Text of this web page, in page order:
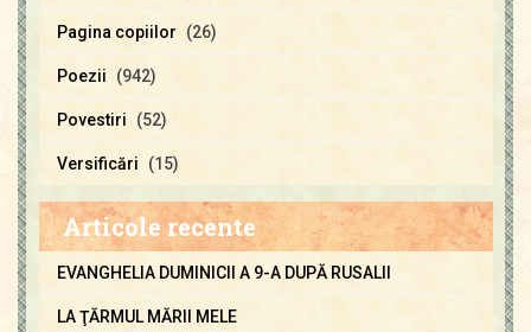
Pagina copiilor (26)
Poezii (942)
Povestiri (52)
Versificări (15)
Articole recente
EVANGHELIA DUMINICII A 9-A DUPĂ RUSALII
LA ŢĂRMUL MĂRII MELE